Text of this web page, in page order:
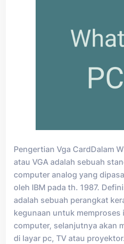
Pengertian Vga CardDalam
atau VGA adalah sebuah
computer analog yang
oleh IBM pada th. 1987.
adalah sebuah perangkat
kegunaan untuk
computer, selanjutnya akan
di layar pc, TV atau